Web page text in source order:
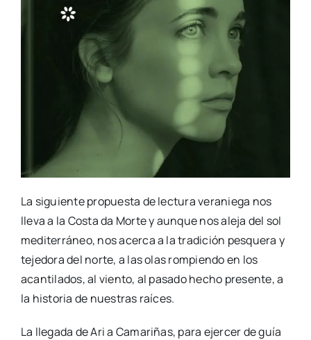
La siguien­te pro­pues­ta de lec­tu­ra vera­nie­ga nos
lle­va a la Cos­ta da Mor­te y aun­que nos ale­ja del sol
medi­te­rrá­neo, nos acer­ca a la tra­di­ción pes­que­ra y
teje­do­ra del nor­te, a las olas rom­pien­do en los
acan­ti­la­dos, al vien­to, al pasa­do hecho pre­sen­te, a
la his­to­ria de nues­tras raí­ces.
La lle­ga­da de Ari a Cama­ri­ñas, para ejer­cer de guía